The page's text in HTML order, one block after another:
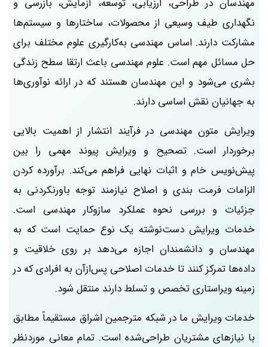
مهندسان در طراحی، ارزیابی، توسعه، آزمایش، بازرسی و
نگهداری طیف وسیعی از محصولات، ساختارها و سیستم‌ها
مشارکت دارند. اساس مهندسی به‌کارگیری علوم مختلف برای
حل مسائل مهم است. علوم مهندسی باعث ارتقا سطح زندگی
بشری می‌شود و این مهندسان هستند که در ارائه نوآوری‌ها
به جهانیان نقش اساسی دارند.
ویرایش متون مهندسی در فرآیند انتشار از اهمیت بالایی
برخوردار است. تصحیح و ویرایش پیوند مهمی را بین
پیش‌نویس خام و اثبات نهایی فراهم می‌کند. برآورده کردن
الزامات فرمت بندی و اصلاح نیازمند توجه باورنکردنی به
جزئیات و بررسی نحوه عملکرد سازوکار مهندسی است.
خدمات ویرایش دست‌نوشته یک نوع حمایت است که به
مهندسان و دانشمندان اجازه می‌دهد بر روی خلاقیت و
داده‌ها تمرکز کنند تا خدمات اصلاحی پس‌ازآن به افرادی که در
زمینه ویراستاری تخصص و تسلط دارند منتقل شود.
خدمات ویرایش ما در شبکه مترجمین اشراق مستقیماً مطابق
با نیازهای مشتریان طراحی‌شده است. تمام معانی موردنظر